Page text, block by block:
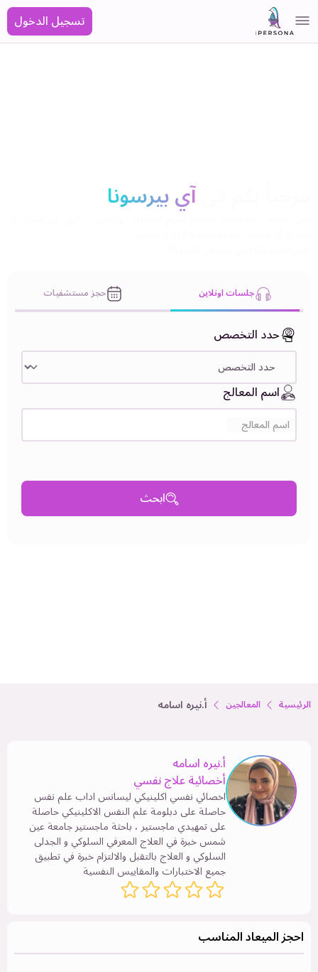
تسجيل الدخول
آي بيرسونا
جلسات اونلاين حجز مستشفيات
حدد التخصص
اسم المعالج
اسم المعالج
ابحث
الرئيسية المعالجين أ.نيره اسامه
أ.نيره اسامه
أخصائية علاج نفسي
اخصائي نفسي اكلينيكي ليسانس اداب علم نفس
حاصلة على دبلومة علم النفس الاكلينيكي حاصلة
على تمهيدي ماجستير ، باحثة ماجستير جامعة عين
شمس خبرة في العلاج المعرفي السلوكي و الجدلى
السلوكي و العلاج بالتقبل والالتزام خبرة في تطبيق
جميع الاختبارات والمقاييس النفسية
احجز الميعاد المناسب